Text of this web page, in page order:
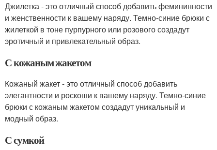
Джилетка - это отличный способ добавить фемининности
и женственности к вашему наряду. Темно-синие брюки с
жилеткой в тоне пурпурного или розового создадут
эротичный и привлекательный образ.
С кожаным жакетом
Кожаный жакет - это отличный способ добавить
элегантности и роскоши к вашему наряду. Темно-синие
брюки с кожаным жакетом создадут уникальный и
модный образ.
С сумкой